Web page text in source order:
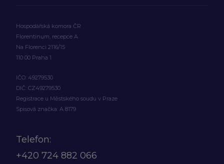
Hospodářská komora ČR
Florentinum, recepce A
Na Florenci 2116/15
110 00 Praha 1
IČO: 49279530
DIČ: CZ49279530
Registrace u Městského soudu v Praze
Spisová značka: A 8179
Telefon:
+420 724 882 066